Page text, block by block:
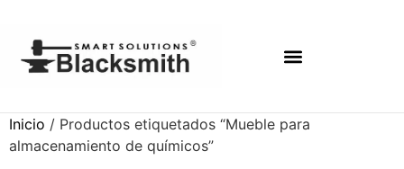
Inicio / Productos etiquetados “Mueble para
almacenamiento de químicos”